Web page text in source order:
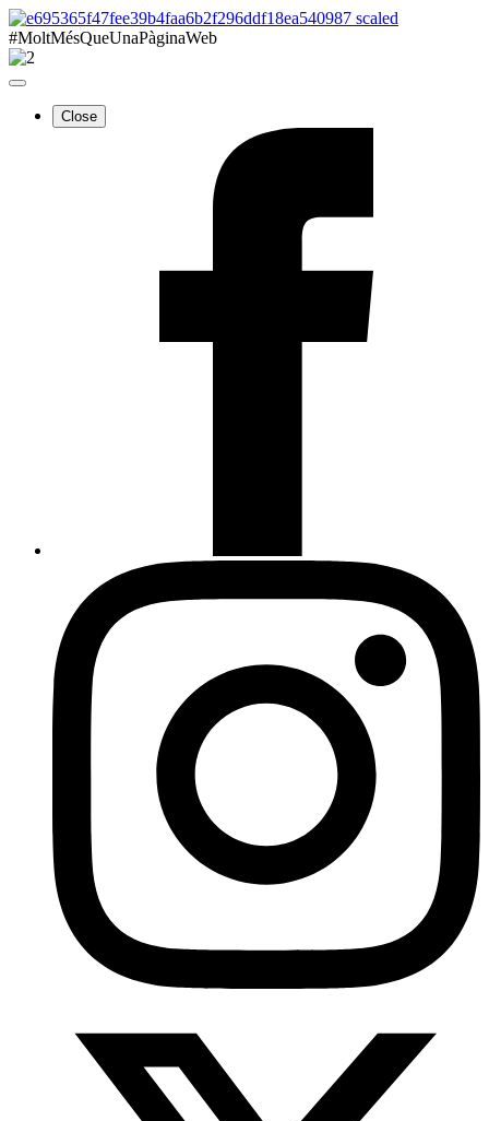
#MoltMésQueUnaPàginaWeb
Close